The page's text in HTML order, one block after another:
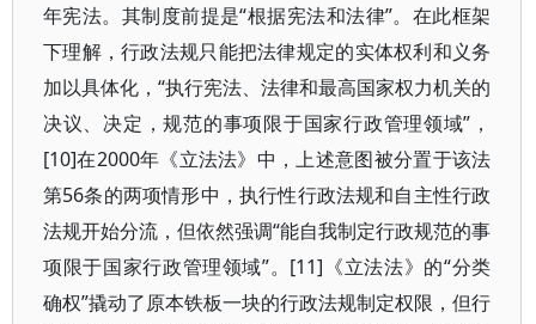
年宪法。其制度前提是“根据宪法和法律”。在此框架
下理解，行政法规只能把法律规定的实体权利和义务
加以具体化，“执行宪法、法律和最高国家权力机关的
决议、决定，规范的事项限于国家行政管理领域”，
[10]在2000年《立法法》中，上述意图被分置于该法
第56条的两项情形中，执行性行政法规和自主性行政
法规开始分流，但依然强调“能自我制定行政规范的事
项限于国家行政管理领域”。[11]《立法法》的“分类
确权”撬动了原本铁板一块的行政法规制定权限，但行